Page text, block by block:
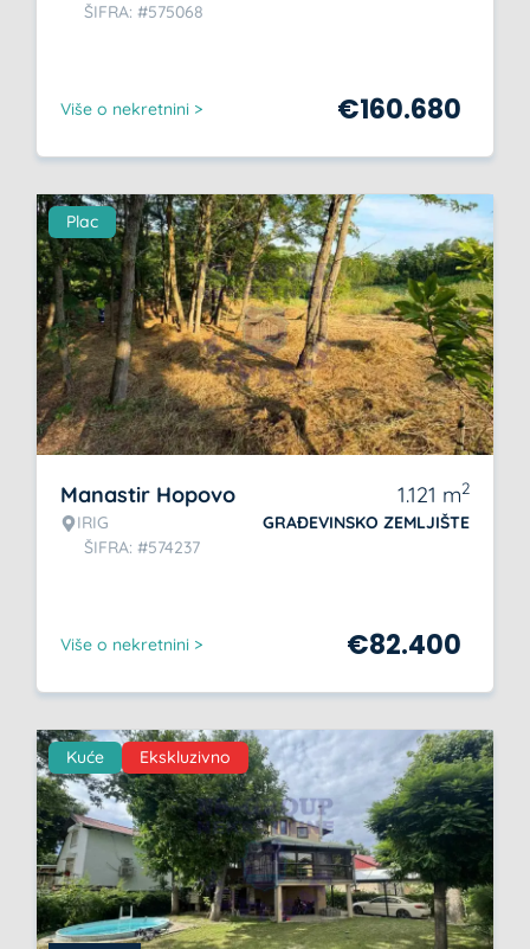
ŠIFRA: #575068
Više o nekretnini > €160.680
Plac
Manastir Hopovo
IRIG
ŠIFRA: #574237
1.121 m2
GRAĐEVINSKO ZEMLJIŠTE
Više o nekretnini > €82.400
Kuće Ekskluzivno